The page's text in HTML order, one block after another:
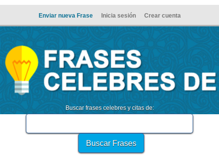
Enviar nueva Frase Inicia sesión Crear cuenta
Buscar frases celebres y citas de: